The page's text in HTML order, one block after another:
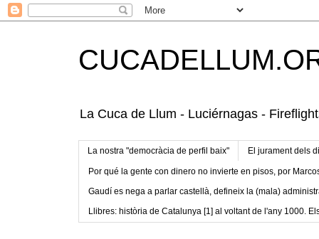
La Cuca de Llum - Luciérnagas -
La nostra "democràcia de perfil baix" El jurament dels
Por qué la gente con dinero no invierte en pisos, por
Gaudí es nega a parlar castellà, defineix la (mala)
Llibres: història de Catalunya [1] al voltant de l'any 1000.